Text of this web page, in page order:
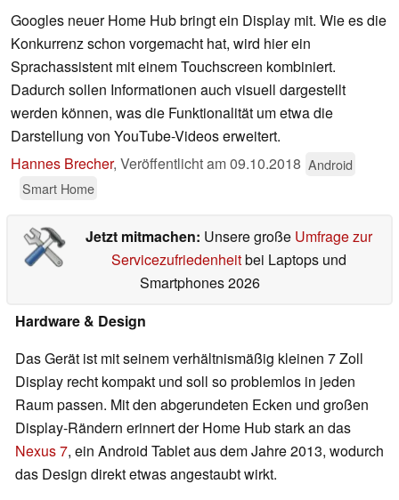
Googles neuer Home Hub bringt ein Display mit. Wie es die
Konkurrenz schon vorgemacht hat, wird hier ein
Sprachassistent mit einem Touchscreen kombiniert.
Dadurch sollen Informationen auch visuell dargestellt
werden können, was die Funktionalität um etwa die
Darstellung von YouTube-Videos erweitert.
Hannes Brecher, Veröffentlicht am09.10.2018 Android
Smart Home
Jetzt mitmachen: Unsere große Umfrage zur
Servicezufriedenheitbei Laptops und
Smartphones 2026
Hardware & Design
Das Gerät ist mit seinem verhältnismäßig kleinen 7 Zoll
Display recht kompakt und soll so problemlos in jeden
Raum passen. Mit den abgerundeten Ecken und großen
Display-Rändern erinnert der Home Hub stark an das
Nexus 7, ein Android Tablet aus dem Jahre 2013, wodurch
das Design direkt etwas angestaubt wirkt.